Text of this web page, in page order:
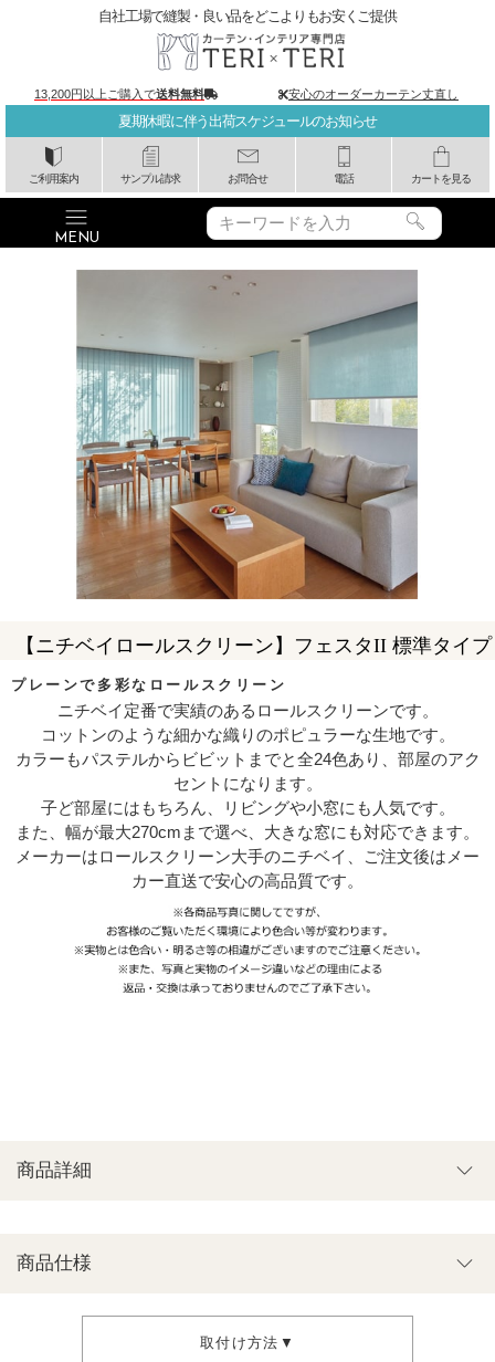
夏期休暇に伴う出荷スケジュールのお知らせ
ご利用案内 サンプル請求 お問合せ 電話 カートを見る
自社工場で縫製・良い品をどこよりもお安くご提供
13,200円以上ご購入で送料無料 安心のオーダーカーテン丈直し
プレーンで多彩なロールスクリーン
【ニチベイロールスクリーン】フェスタII 標準タイプ
ニチベイ定番で実績のあるロールスクリーンです。
コットンのような細かな織りのポピュラーな生地です。
カラーもパステルからビビットまでと全24色あり、部屋のアク
セントになります。
子ど部屋にはもちろん、リビングや小窓にも人気です。
また、幅が最大270cmまで選べ、大きな窓にも対応できます。
メーカーはロールスクリーン大手のニチベイ、ご注文後はメー
カー直送で安心の高品質です。
商品詳細
商品仕様
取付け方法▼